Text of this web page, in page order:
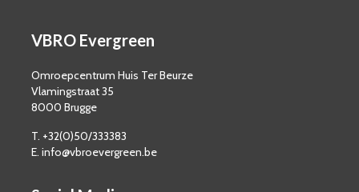
VBRO Evergreen
Omroepcentrum Huis Ter Beurze
Vlamingstraat 35
8000 Brugge
T. +32(0)50/333383
E. info@vbroevergreen.be